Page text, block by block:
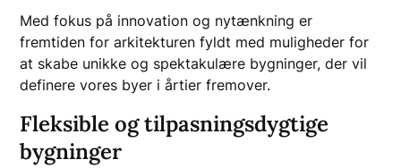
Med fokus på innovation og nytænkning er
fremtiden for arkitekturen fyldt med muligheder for
at skabe unikke og spektakulære bygninger, der vil
definere vores byer i årtier fremover.
Fleksible og tilpasningsdygtige
bygninger